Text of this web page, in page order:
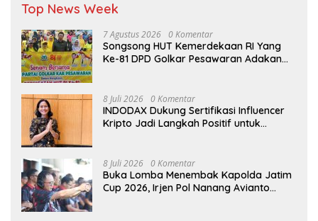
Top News Week
7 Agustus 2026 0 Komentar
Songsong HUT Kemerdekaan RI Yang
Ke-81 DPD Golkar Pesawaran Adakan
8 Juli 2026 0 Komentar
INDODAX Dukung Sertifikasi Influencer
Kripto Jadi Langkah Positif untuk
8 Juli 2026 0 Komentar
Buka Lomba Menembak Kapolda Jatim
Cup 2026, Irjen Pol Nanang Avianto